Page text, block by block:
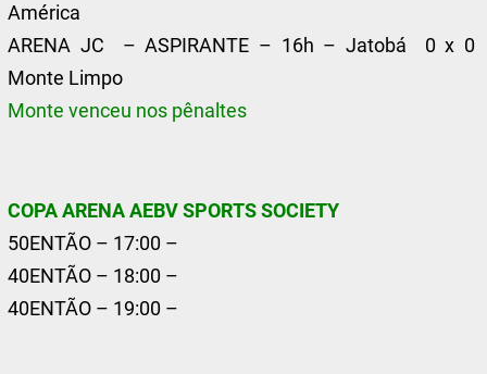
América
ARENA JC – ASPIRANTE – 16h – Jatobá 0 x 0
Monte Limpo
Monte venceu nos pênaltes
COPA ARENA AEBV SPORTS SOCIETY
50ENTÃO – 17:00 –
40ENTÃO – 18:00 –
40ENTÃO – 19:00 –